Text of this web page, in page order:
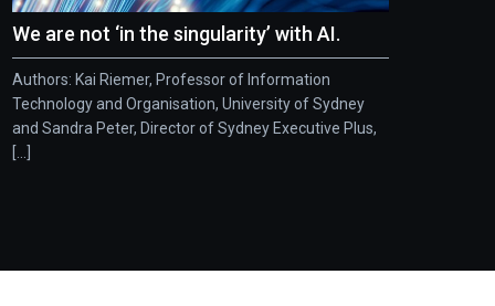
We are not ‘in the singularity’ with AI.
Authors: Kai Riemer, Professor of Information
Technology and Organisation, University of Sydney
and Sandra Peter, Director of Sydney Executive Plus,